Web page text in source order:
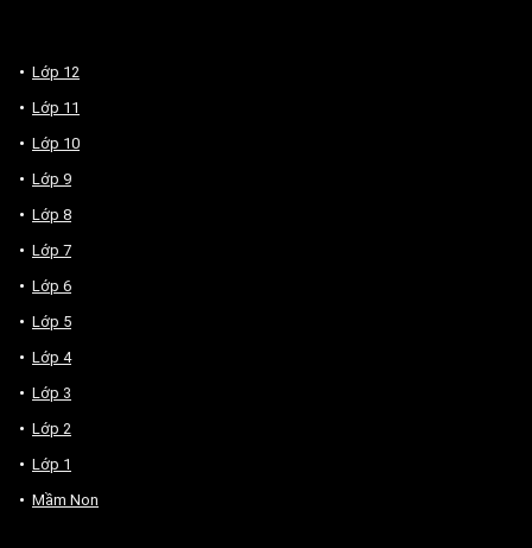
Lớp 12
Lớp 11
Lớp 10
Lớp 9
Lớp 8
Lớp 7
Lớp 6
Lớp 5
Lớp 4
Lớp 3
Lớp 2
Lớp 1
Mầm Non